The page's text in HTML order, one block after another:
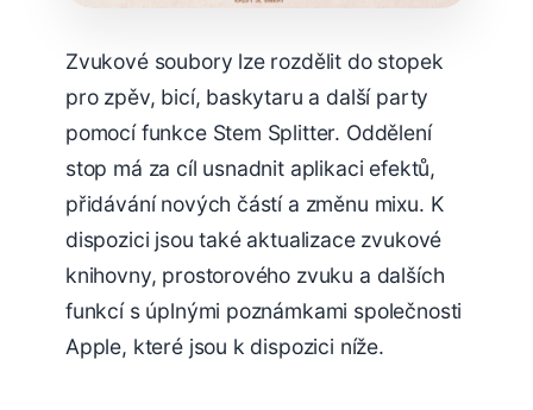
Zvukové soubory lze rozdělit do stopek
pro zpěv, bicí, baskytaru a další party
pomocí funkce Stem Splitter. Oddělení
stop má za cíl usnadnit aplikaci efektů,
přidávání nových částí a změnu mixu. K
dispozici jsou také aktualizace zvukové
knihovny, prostorového zvuku a dalších
funkcí s úplnými poznámkami společnosti
Apple, které jsou k dispozici níže.